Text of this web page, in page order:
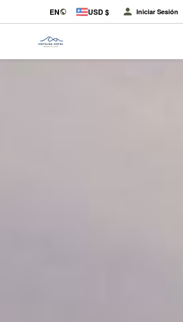
EN USD $ Iniciar Sesión